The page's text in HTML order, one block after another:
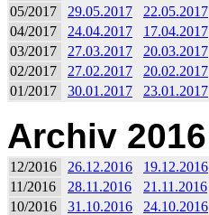
05/2017
29.05.2017 22.05.2017
04/2017
24.04.2017 17.04.2017
03/2017
27.03.2017 20.03.2017
02/2017
27.02.2017 20.02.2017
01/2017
30.01.2017 23.01.2017
Archiv 2016
12/2016 26.12.2016 19.12.2016
11/2016
28.11.2016 21.11.2016
10/2016
31.10.2016 24.10.2016